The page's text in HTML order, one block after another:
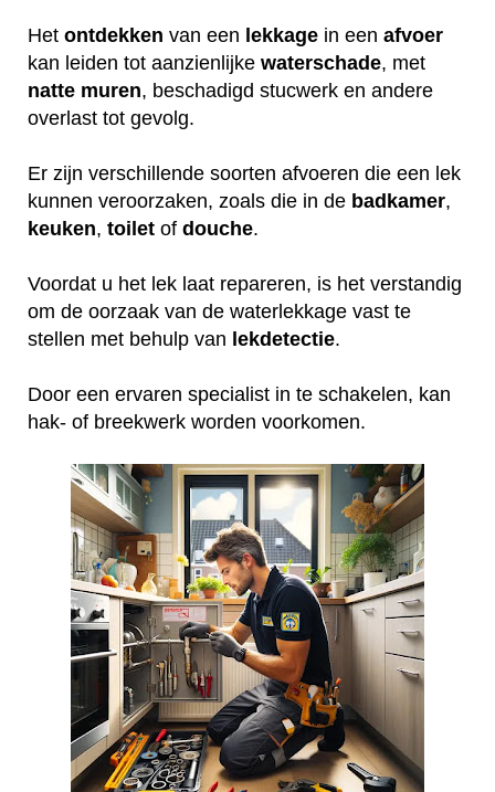
Het ontdekken van een lekkage in een afvoer
kan leiden tot aanzienlijke waterschade, met
natte muren, beschadigd stucwerk en andere
overlast tot gevolg.
Er zijn verschillende soorten afvoeren die een lek
kunnen veroorzaken, zoals die in de badkamer,
keuken, toilet of douche.
Voordat u het lek laat repareren, is het verstandig
om de oorzaak van de waterlekkage vast te
stellen met behulp van lekdetectie.
Door een ervaren specialist in te schakelen, kan
hak- of breekwerk worden voorkomen.